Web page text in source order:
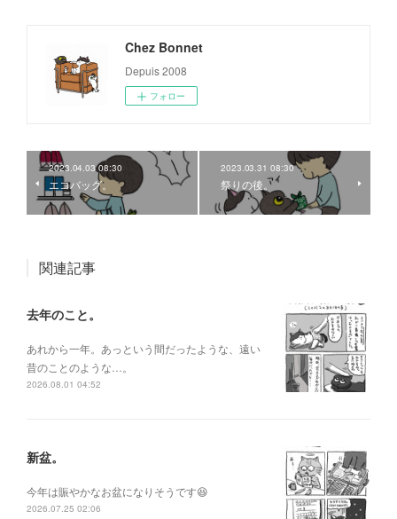
Chez Bonnet
Depuis 2008
フォロー
2023.04.03 08:30
エコバッグ。
2023.03.31 08:30
祭りの後。
関連記事
去年のこと。
あれから一年。あっという間だったような、遠い
昔のことのような…。
2026.08.01 04:52
新盆。
今年は賑やかなお盆になりそうです😆
2026.07.25 02:06